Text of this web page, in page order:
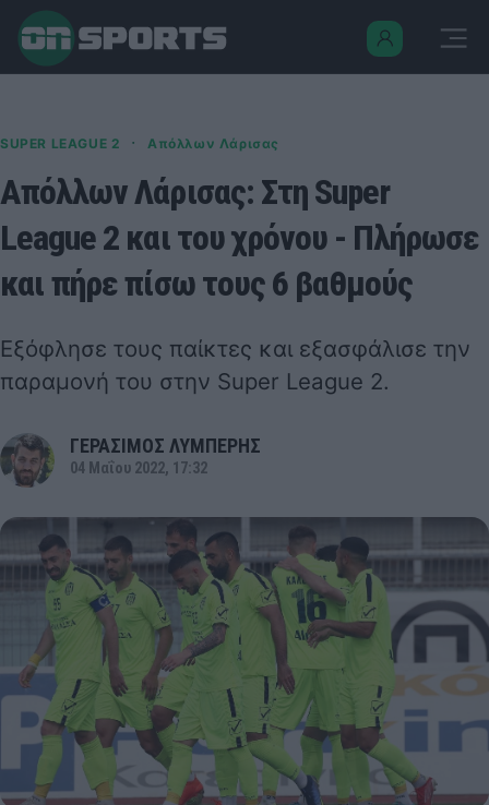
SUPER LEAGUE 2 · Απόλλων Λάρισας
Απόλλων Λάρισας: Στη Super
League 2 και του χρόνου - Πλήρωσε
και πήρε πίσω τους 6 βαθμούς
Εξόφλησε τους παίκτες και εξασφάλισε την
παραμονή του στην Super League 2.
ΓΕΡΑΣΙΜΟΣ ΛΥΜΠΕΡΗΣ
04 Μαΐου 2022, 17:32